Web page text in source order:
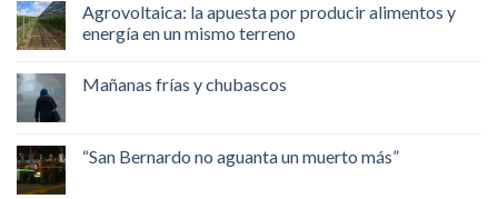
Agrovoltaica: la apuesta por producir alimentos y
energía en un mismo terreno
Mañanas frías y chubascos
“San Bernardo no aguanta un muerto más”